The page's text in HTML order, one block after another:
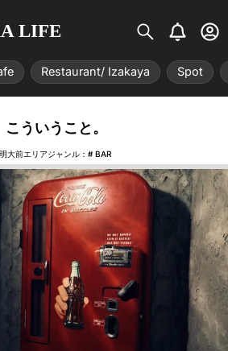
LIFE
S
i
s
t
r
B
e
l
l
U
s
e
r
-
c
l
e
Restaurant/ Izakaya Spot
ういうこと。
大前エリアジャンル：# BAR